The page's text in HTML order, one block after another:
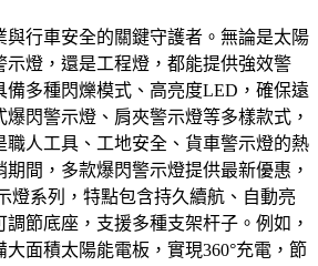
與行車安全的關鍵守護者。無論是太陽
示燈，還是工程燈，都能提供強效警
備多種閃爍模式、高亮度LED，確保遠
閃警示燈、肩夾警示燈等多樣款式，
職人工具、工地安全、貨車警示燈的熱
間，多款爆閃警示燈提供最新優惠，
燈系列，特點包含持久續航、自動亮
節底座，支援多種支架杆子。例如，
面積太陽能電板，實現360°充電，節